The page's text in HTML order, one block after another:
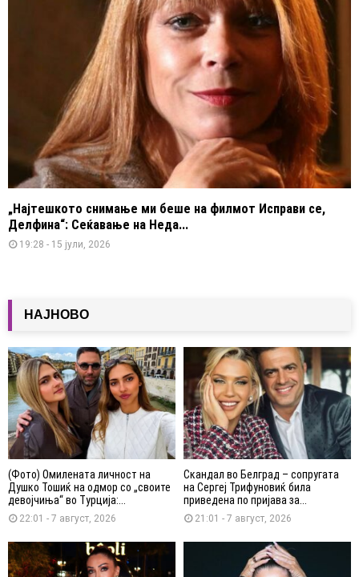
„Најтешкото снимање ми беше на филмот Исправи се,
Делфина“: Сеќавање на Неда...
19:28 - 15 јули, 2026
НАЈНОВО
(Фото) Омилената личност на
Душко Тошиќ на одмор со „своите
девојчиња“ во Турција:...
22:01 - 7 август, 2026
Скандал во Белград – сопругата
на Сергеј Трифуновиќ била
приведена по пријава за...
21:01 - 7 август, 2026